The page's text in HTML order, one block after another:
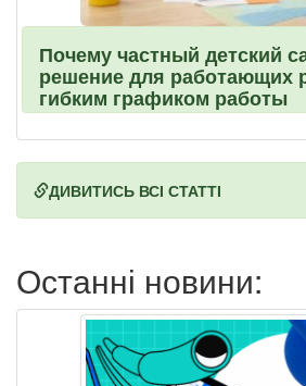
Почему частный детский
решение для работающих
гибким графиком работы
ДИВИТИСЬ ВСІ СТАТТІ
Останні новини: